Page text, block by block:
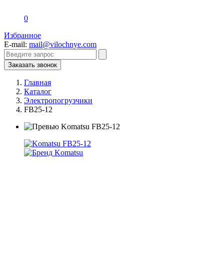
0
Избранное
E-mail: mail@vilochnye.com
Заказать звонок
Главная
Каталог
Электропогрузчики
FB25-12